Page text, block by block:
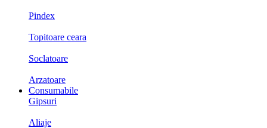
Pindex
Topitoare ceara
Soclatoare
Arzatoare
Consumabile
Gipsuri
Aliaje